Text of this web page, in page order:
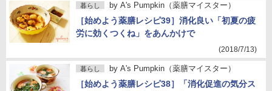
暮らし by A's Pumpkin（薬膳マイスター）
［始めよう薬膳レシピ39］消化良い「初夏の疲
労に効くつくね」をあんかけで
(2018/7/13)
暮らし by A's Pumpkin（薬膳マイスター）
［始めよう薬膳レシピ38］「消化促進の気分ス